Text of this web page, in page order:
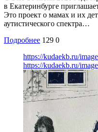
в Екатеринбурге
Это проект о мамах и их
аутистического спектра…
Подробнее 129 0
https://kudaekb.ru/
https://kudaekb.ru/